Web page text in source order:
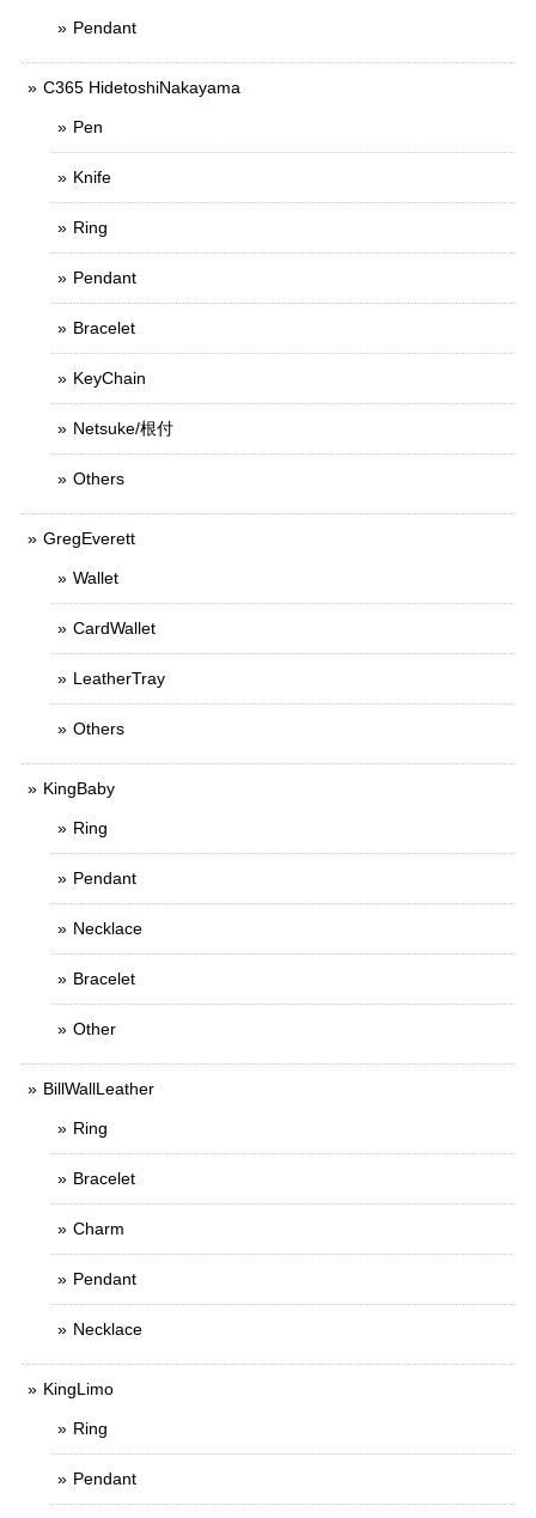
Pendant
C365 HidetoshiNakayama
Pen
Knife
Ring
Pendant
Bracelet
KeyChain
Netsuke/根付
Others
GregEverett
Wallet
CardWallet
LeatherTray
Others
KingBaby
Ring
Pendant
Necklace
Bracelet
Other
BillWallLeather
Ring
Bracelet
Charm
Pendant
Necklace
KingLimo
Ring
Pendant